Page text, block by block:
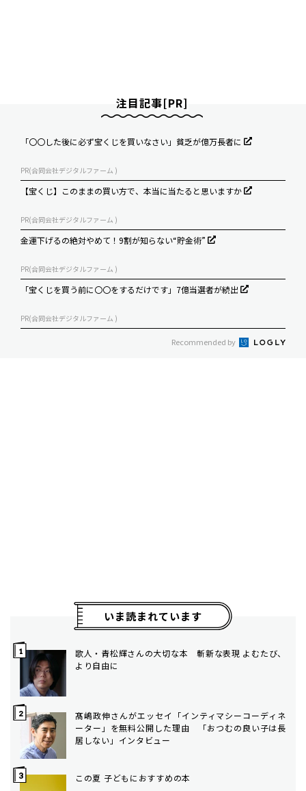
注目記事[PR]
「〇〇した後に必ず宝くじを買いなさい」貧乏が億万長者に
PR(合同会社デジタルファーム )
【宝くじ】このままの買い方で、本当に当たると思いますか
PR(合同会社デジタルファーム )
金運下げるの絶対やめて！9割が知らない“貯金術”
PR(合同会社デジタルファーム )
「宝くじを買う前に〇〇をするだけです」7億当選者が続出
PR(合同会社デジタルファーム )
Recommended by
いま読まれています
歌人・青松輝さんの大切な本 斬新な表現 よむたび、
より自由に
髙嶋政伸さんがエッセイ「インティマシーコーディネ
ーター」を無料公開した理由 「おつむの良い子は長
居しない」インタビュー
この夏 子どもにおすすめの本